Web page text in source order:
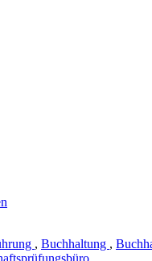
, Buchhaltung ,
,